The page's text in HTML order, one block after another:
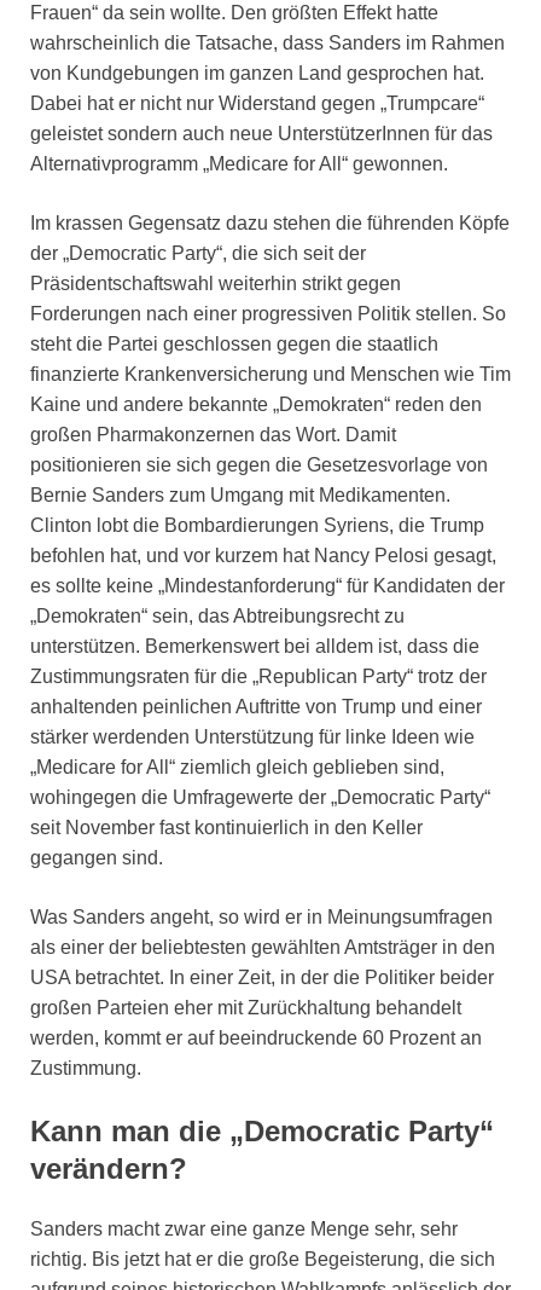
Frauen“ da sein wollte. Den größten Effekt hatte
wahrscheinlich die Tatsache, dass Sanders im Rahmen
von Kundgebungen im ganzen Land gesprochen hat.
Dabei hat er nicht nur Widerstand gegen „Trumpcare“
geleistet sondern auch neue UnterstützerInnen für das
Alternativprogramm „Medicare for All“ gewonnen.
Im krassen Gegensatz dazu stehen die führenden Köpfe
der „Democratic Party“, die sich seit der
Präsidentschaftswahl weiterhin strikt gegen
Forderungen nach einer progressiven Politik stellen. So
steht die Partei geschlossen gegen die staatlich
finanzierte Krankenversicherung und Menschen wie Tim
Kaine und andere bekannte „Demokraten“ reden den
großen Pharmakonzernen das Wort. Damit
positionieren sie sich gegen die Gesetzesvorlage von
Bernie Sanders zum Umgang mit Medikamenten.
Clinton lobt die Bombardierungen Syriens, die Trump
befohlen hat, und vor kurzem hat Nancy Pelosi gesagt,
es sollte keine „Mindestanforderung“ für Kandidaten der
„Demokraten“ sein, das Abtreibungsrecht zu
unterstützen. Bemerkenswert bei alldem ist, dass die
Zustimmungsraten für die „Republican Party“ trotz der
anhaltenden peinlichen Auftritte von Trump und einer
stärker werdenden Unterstützung für linke Ideen wie
„Medicare for All“ ziemlich gleich geblieben sind,
wohingegen die Umfragewerte der „Democratic Party“
seit November fast kontinuierlich in den Keller
gegangen sind.
Was Sanders angeht, so wird er in Meinungsumfragen
als einer der beliebtesten gewählten Amtsträger in den
USA betrachtet. In einer Zeit, in der die Politiker beider
großen Parteien eher mit Zurückhaltung behandelt
werden, kommt er auf beeindruckende 60 Prozent an
Zustimmung.
Kann man die „Democratic Party“
verändern?
Sanders macht zwar eine ganze Menge sehr, sehr
richtig. Bis jetzt hat er die große Begeisterung, die sich